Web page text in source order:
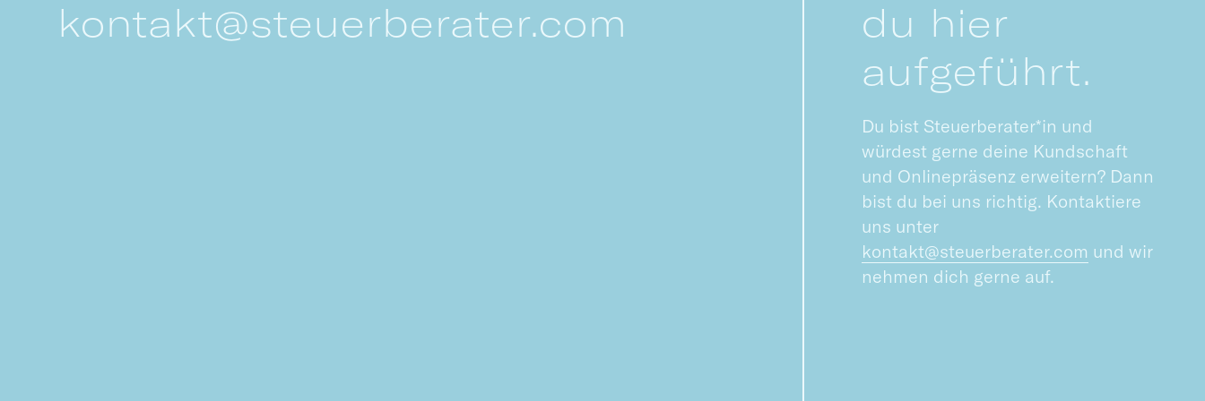
kontakt@steuerberater.com
du hier
aufgeführt.
Du bist Steuerberater*in und
würdest gerne deine Kundschaft
und Onlinepräsenz erweitern? Dann
bist du bei uns richtig. Kontaktiere
uns unter
kontakt@steuerberater.com und wir
nehmen dich gerne auf.